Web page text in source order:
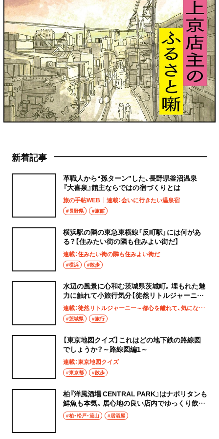
新着記事
革職人から“孫ターン”した、長野県釜沼温泉
『大喜泉』館主ならではの宿づくりとは
旅の手帖WEB 連載：会いに行きたい温泉宿
#長野県 #旅館
横浜駅の隣の東急東横線「反町駅」には何があ
る？【住みたい街の隣も住みよい街だ】
連載：住みたい街の隣も住みよい街だ
#横浜 #散歩
水辺の風景に心和む茨城県茨城町。埋もれた魅
力に触れて小旅行気分【徒然リトルジャーニ
ー】
連載：徒然リトルジャーニー～都心を離れて、気になる土地へ
#茨城県 #旅行
【東京地図クイズ】これはどの地下鉄の路線図
でしょうか？～路線図編1～
連載：東京地図クイズ
#東京都 #散歩
柏『洋風酒場 CENTRAL PARK』はナポリタンも
鮮魚も本気。居心地の良い店内でゆっくり飲み
たい夜
#柏・松戸・流山 #居酒屋